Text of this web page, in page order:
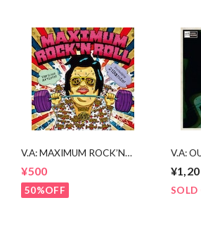
V.A: MAXIMUM ROCK’N
¥500
50%OFF
V.A:
SOLD